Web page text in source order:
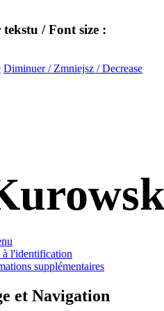
/ Font size :
Diminuer / Zmniejsz / Decrease
l'identification
supplémentaires
et Navigation